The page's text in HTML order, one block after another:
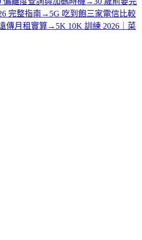
完整指南 → 5G 吃到飽三家電信比較
傳月租實算→ 5K 10K 訓練 2026｜菜